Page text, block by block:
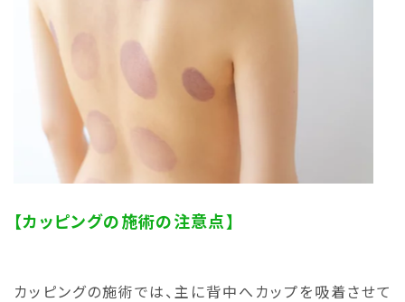
【カッピングの施術の注意点】
カッピングの施術では、主に背中へカップを吸着させて